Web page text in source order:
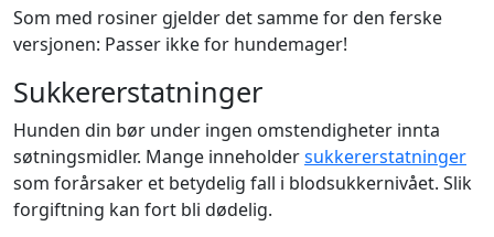
Som med rosiner gjelder det samme for den ferske
versjonen: Passer ikke for hundemager!
Sukkererstatninger
Hunden din bør under ingen omstendigheter innta
søtningsmidler. Mange inneholdersukkererstatninger
som forårsaker et betydelig fall i blodsukkernivået. Slik
forgiftning kan fort bli dødelig.